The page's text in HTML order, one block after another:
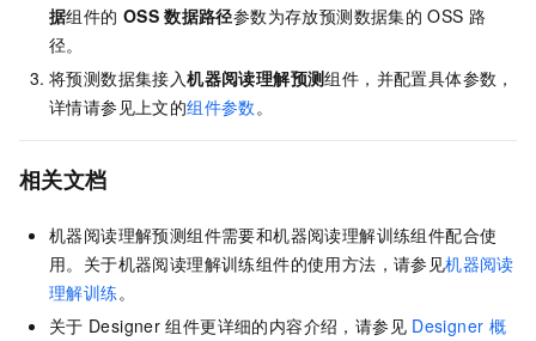
据组件的 OSS 数据路径参数为存放预测数据集的 OSS 路
径。
将预测数据集接入机器阅读理解预测组件，并配置具体参数，
详情请参见上文的组件参数 。
相关文档
机器阅读理解预测组件需要和机器阅读理解训练组件配合使
用。关于机器阅读理解训练组件的使用方法，请参见机器阅读
理解训练。
关于 Designer 组件更详细的内容介绍，请参见 Designer 概